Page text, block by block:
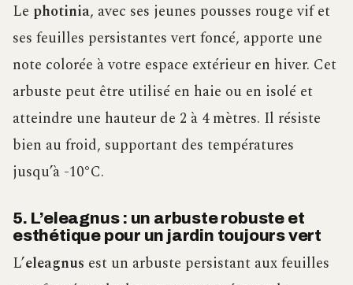
Le photinia, avec ses jeunes pousses rouge vif et
ses feuilles persistantes vert foncé, apporte une
note colorée à votre espace extérieur en hiver. Cet
arbuste peut être utilisé en haie ou en isolé et
atteindre une hauteur de 2 à 4 mètres. Il résiste
bien au froid, supportant des températures
jusqu’à -10°C.
5. L’eleagnus : un arbuste robuste et
esthétique pour un jardin toujours vert
L’eleagnus est un arbuste persistant aux feuilles